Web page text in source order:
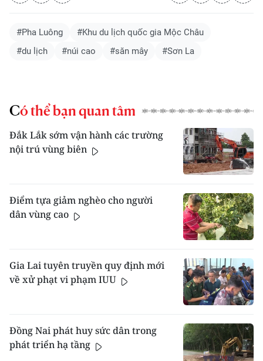
#Pha Luông
#Khu du lịch quốc gia Mộc Châu
#du lịch
#núi cao #săn mây #Sơn La
Có thể bạn quan tâm
Đắk Lắk sớm vận hành các trường
nội trú vùng biên
Điểm tựa giảm nghèo cho người
dân vùng cao
Gia Lai tuyên truyền quy định mới
về xử phạt vi phạm IUU
Đồng Nai phát huy sức dân trong
phát triển hạ tầng